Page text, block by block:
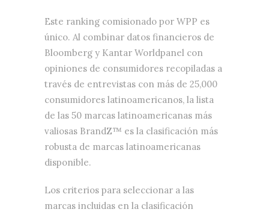
Este ranking comisionado por WPP es
único. Al combinar datos financieros de
Bloomberg y Kantar Worldpanel con
opiniones de consumidores recopiladas a
través de entrevistas con más de 25,000
consumidores latinoamericanos, la lista
de las 50 marcas latinoamericanas más
valiosas BrandZ™ es la clasificación más
robusta de marcas latinoamericanas
disponible.
Los criterios para seleccionar a las
marcas incluidas en la clasificación